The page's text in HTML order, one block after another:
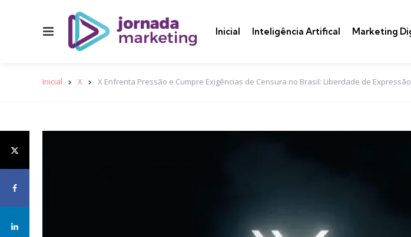
Inicial Inteligência Artifical Marketing
Inicial X X Enfrenta Pressão e Cumpre Exigências de Censura no Brasil: Liberdade de